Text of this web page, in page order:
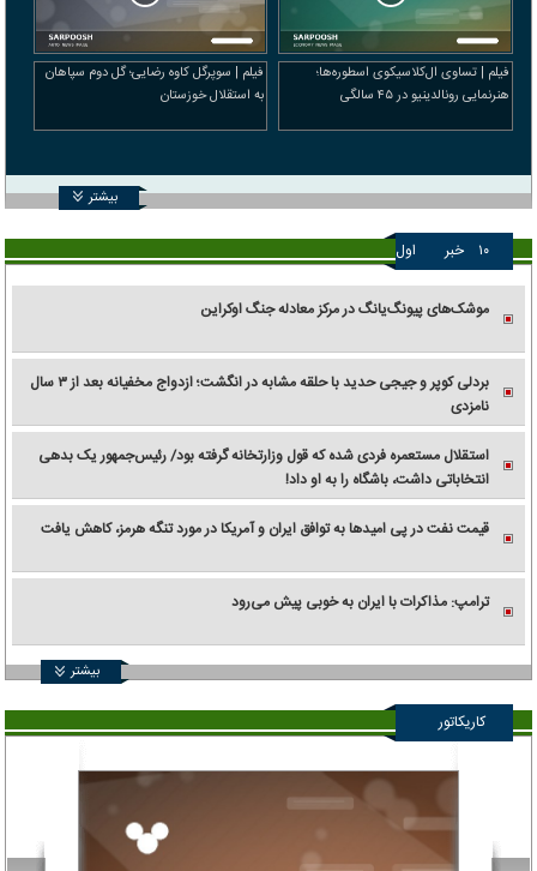
فیلم | تساوی ال‌کلاسیکوی اسطوره‌ها؛
هنرنمایی رونالدینیو در ۴۵ سالگی
فیلم | سوپرگل کاوه رضایی؛ گل دوم سپاهان
به استقلال خوزستان
بیشتر
۱۰ خبر اول
موشک‌های پیونگ‌یانگ در مرکز معادله جنگ اوکراین
بردلی کوپر و جیجی حدید با حلقه‌ مشابه در انگشت؛ ازدواج مخفیانه بعد از ۳ سال
نامزدی
استقلال مستعمره فردی شده که قول وزارتخانه گرفته بود/ رئیس‌جمهور یک بدهی
انتخاباتی داشت، باشگاه را به او داد!
قیمت نفت در پی امیدها به توافق ایران و آمریکا در مورد تنگه هرمز، کاهش یافت
ترامپ: مذاکرات با ایران به خوبی پیش می‌رود
بیشتر
کاریکاتور